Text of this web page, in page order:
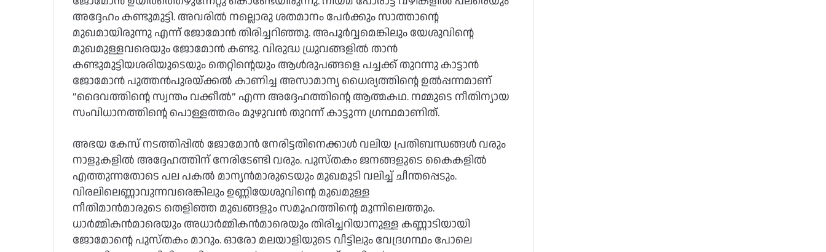
അദ്ദേഹം കണ്ടുമുട്ടി. അവരില്‍ നല്ലൊരു ശതമാനം പേര്‍ക്കും സാത്താന്റെ
മുഖമായിരുന്നു എന്ന് ജോമോന്‍ തിരിച്ചറിഞ്ഞു. അപൂര്‍വ്വമെങ്കിലും യേശുവിന്റെ
മുഖമുള്ളവരെയും ജോമോന്‍ കണ്ടു. വിരുദ്ധ ധ്രുവങ്ങളില്‍ താന്‍
കണ്ടുമുട്ടിയശരിയുടെയും തെറ്റിന്റെയും ആള്‍രുപങ്ങളെ പച്ചക്ക് തുറന്നു കാട്ടാന്‍
ജോമോന്‍ പുത്തന്‍പുരയ്ക്കല്‍ കാണിച്ച അസാമാന്യ ധൈര്യത്തിന്റെ ഉല്‍പ്പന്നമാണ്
”ദൈവത്തിന്റെ സ്വന്തം വക്കീല്‍” എന്ന അദ്ദേഹത്തിന്റെ ആത്മകഥ. നമ്മുടെ നീതിന്യായ
സംവിധാനത്തിന്റെ പൊള്ളത്തരം മുഴുവന്‍ തുറന്ന് കാട്ടുന്ന ഗ്രന്ഥമാണിത്.
അഭയ കേസ് നടത്തിപ്പില്‍ ജോമോന്‍ നേരിട്ടതിനെക്കാള്‍ വലിയ പ്രതിബന്ധങ്ങള്‍ വരും
നാളുകളില്‍ അദ്ദേഹത്തിന് നേരിടേണ്ടി വരും. പുസ്തകം ജനങ്ങളുടെ കൈകളില്‍
എത്തുന്നതോടെ പല പകല്‍ മാന്യന്‍മാരുടെയും മുഖമൂടി വലിച്ച് ചീന്തപ്പെടും.
വിരലിലെണ്ണാവുന്നവരെങ്കിലും ഉണ്ണിയേശുവിന്റെ മുഖമുള്ള
നീതിമാന്‍മാരുടെ തെളിഞ്ഞ മുഖങ്ങളും സമൂഹത്തിന്റെ മുന്നിലെത്തും.
ധാര്‍മ്മികന്‍മാരെയും അധാര്‍മ്മികന്‍മാരെയും തിരിച്ചറിയാനുള്ള കണ്ണാടിയായി
ജോമോന്റെ പുസ്തകം മാറും. ഓരോ മലയാളിയുടെ വീട്ടിലും വേദ്രഗന്ഥം പോലെ